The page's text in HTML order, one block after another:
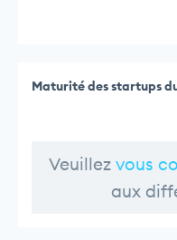
Maturité des startups
Veuillez vous
aux